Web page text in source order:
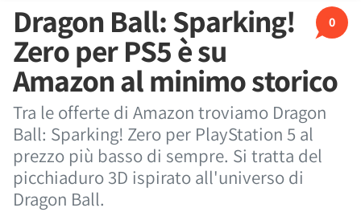
0
Dragon Ball: Sparking!
Zero per PS5 è su
Amazon al minimo storico
Tra le offerte di Amazon troviamo Dragon
Ball: Sparking! Zero per PlayStation 5 al
prezzo più basso di sempre. Si tratta del
picchiaduro 3D ispirato all'universo di
Dragon Ball.